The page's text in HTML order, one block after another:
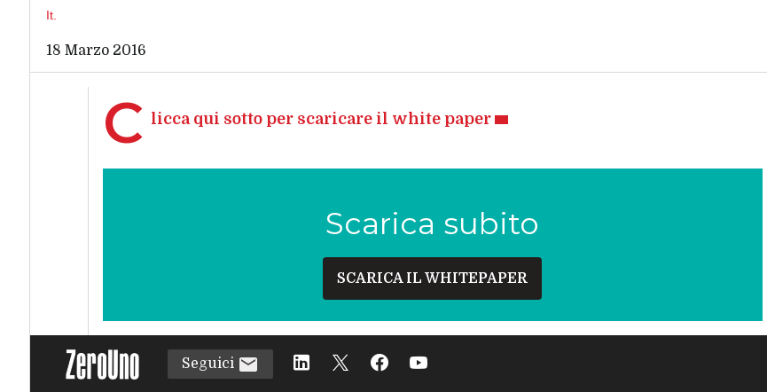
It.
18 Marzo 2016
C licca qui sotto per scaricare il white paper
Scarica subito
SCARICA IL WHITEPAPER
Seguici